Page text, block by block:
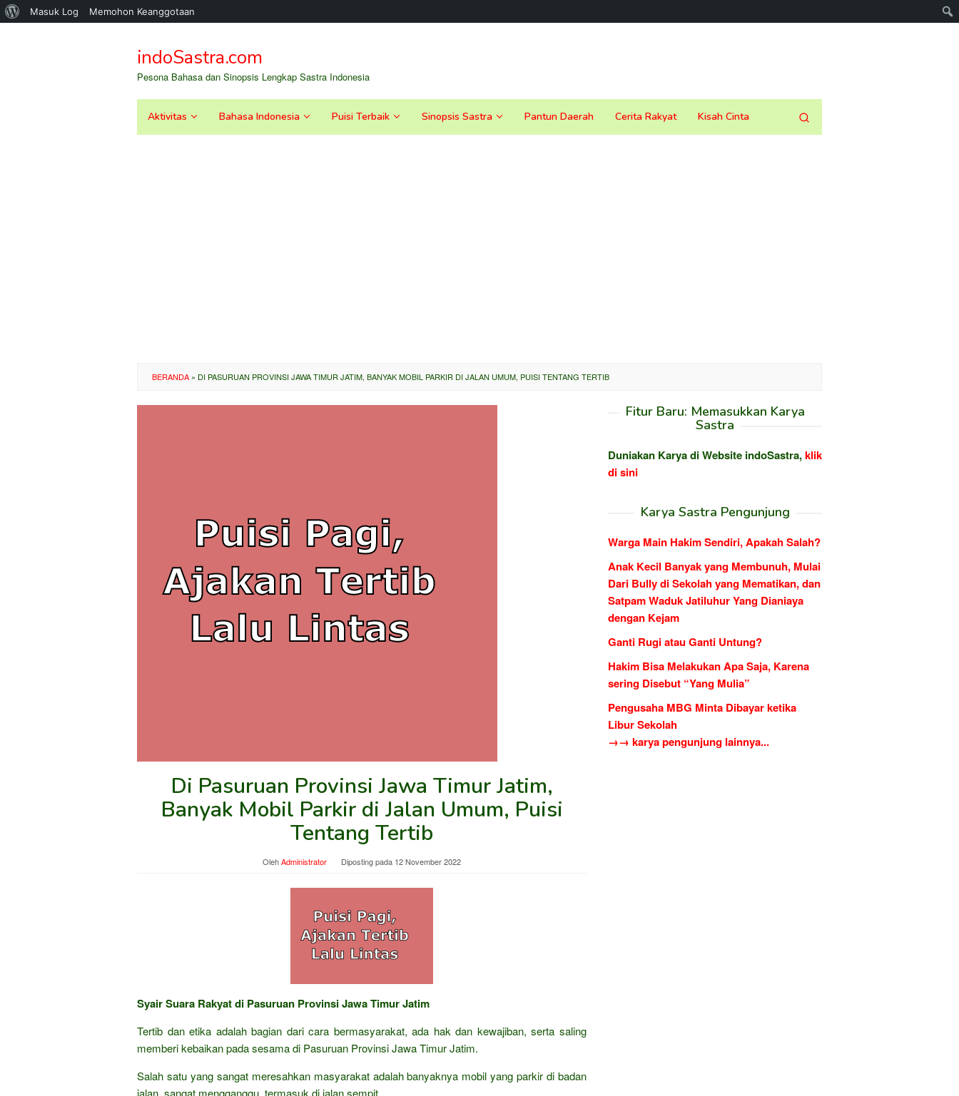
Tentang
Masuk Log Memohon Keanggotaan
kontenindoSastra.com
Pesona Bahasa dan Sinopsis Lengkap Sastra Indonesia
Aktivitas Bahasa Indonesia Puisi Terbaik Sinopsis Sastra Pantun Daerah Cerita Rakyat Kisah Cinta
BERANDA » DI PASURUAN PROVINSI JAWA TIMUR JATIM, BANYAK MOBIL PARKIR DI JALAN UMUM, PUISI TENTANG TERTIB
Di Pasuruan Provinsi Jawa Timur Jatim,
Banyak Mobil Parkir di Jalan Umum, Puisi
Tentang Tertib
OlehAdministrator Diposting pada 12 November 2022
Syair Suara Rakyat di Pasuruan Provinsi Jawa Timur Jatim
Tertib dan etika adalah bagian dari cara bermasyarakat, ada hak dan kewajiban, serta saling
memberi kebaikan pada sesama di Pasuruan Provinsi Jawa Timur Jatim.
Salah satu yang sangat meresahkan masyarakat adalah banyaknya mobil yang parkir di badan
jalan, sangat mengganggu, termasuk di jalan sempit.
Fitur Baru: Memasukkan Karya
Sastra
Duniakan Karya di Website indoSastra,klik
di sini
Karya Sastra Pengunjung
Warga Main Hakim Sendiri, Apakah Salah?
Anak Kecil Banyak yang Membunuh, Mulai
Dari Bully di Sekolah yang Mematikan, dan
Satpam Waduk Jatiluhur Yang Dianiaya
dengan Kejam
Ganti Rugi atau Ganti Untung?
Hakim Bisa Melakukan Apa Saja, Karena
sering Disebut “Yang Mulia”
Pengusaha MBG Minta Dibayar ketika
Libur Sekolah
→→ karya pengunjung lainnya...